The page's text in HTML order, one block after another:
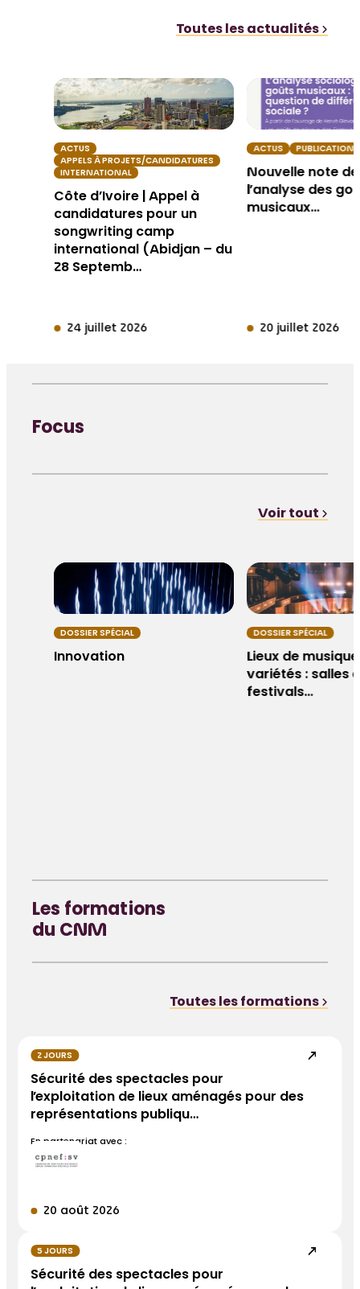
Toutes les actualités
ACTUS
APPELS À PROJETS/CANDIDATURES
INTERNATIONAL
Côte d’Ivoire | Appel à
candidatures pour un
songwriting camp
international (Abidjan – du
28 Septemb…
24 juillet 2026
ACTUS PUBLICATION
Nouvelle note
l’analyse des
musicaux…
20 juillet 2026
Focus
Voir tout
DOSSIER SPÉCIAL
Innovation
DOSSIER SPÉCIAL
Lieux de
variétés : salles
festivals…
Les formations
du CNM
Toutes les formations
2 JOURS
Sécurité des spectacles pour
l’exploitation de lieux aménagés pour des
représentations publiqu…
En partenariat avec :
20 août 2026
5 JOURS
Sécurité des spectacles pour